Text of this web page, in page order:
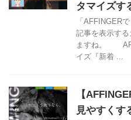
タマイズす
「AFFINGER
記事を表示す
ますね。
イズ『新着 ...
【
見やすくす